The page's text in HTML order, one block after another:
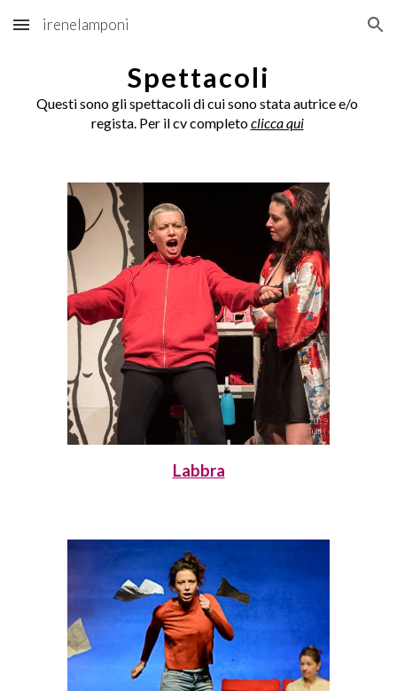
Skip to main content Skip to navigation
irenelamponi
Spettacoli
Questi sono gli spettacoli di cui sono stata autrice e/o
regista. Per il cv completo clicca qui
Labbra